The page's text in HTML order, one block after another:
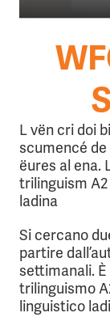
L vën cri doi
scumencé de
ëures al ena.
trilinguism
ladina
Si cercano
partire
settimanali. È
trilinguismo
linguistico